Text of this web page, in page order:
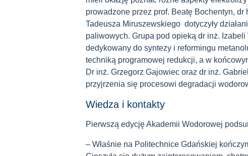
prowadzone przez prof. Beatę Bochentyn,
Tadeusza Miruszewskiego dotyczyły
paliwowych. Grupa pod opieką dr inż.
dedykowany do syntezy i reformingu
techniką programowej redukcji, a w
Dr inż. Grzegorz Gajowiec oraz dr inż.
przyjrzenia się procesowi degradacji
Wiedza i kontakty
Pierwszą edycję Akademii Wodorowej
– Właśnie na Politechnice Gdańskiej